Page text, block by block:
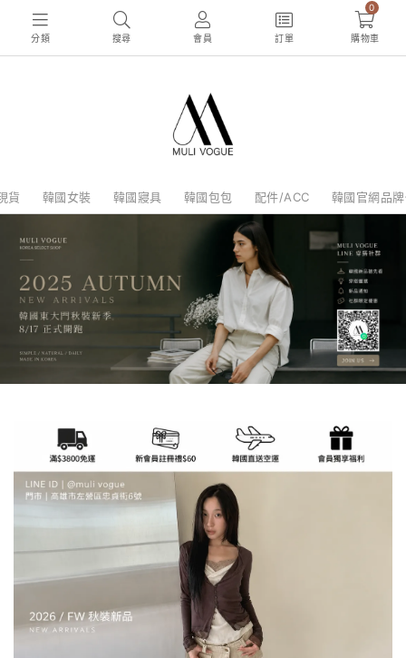
分類 搜尋 會員 訂單
0
購物車
貨 韓國女裝 韓國寢具 韓國包包 配件/ACC 韓國官網品